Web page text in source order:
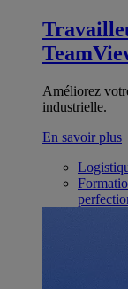
Améliorez
industrielle.
En savoir plus